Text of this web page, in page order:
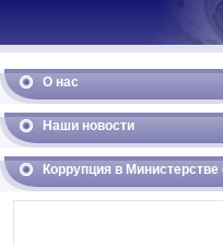
О нас
Наши новости
Коррупция в